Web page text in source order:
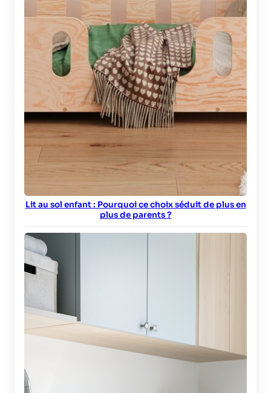
Lit au sol enfant : Pourquoi ce choix séduit de plus en
plus de parents ?